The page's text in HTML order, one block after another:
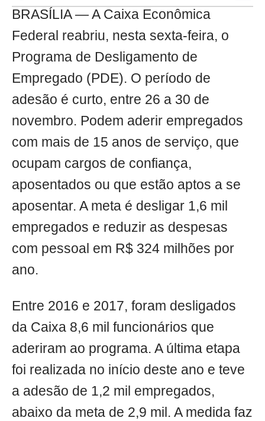
BRASÍLIA — A Caixa Econômica
Federal reabriu, nesta sexta-feira, o
Programa de Desligamento de
Empregado (PDE). O período de
adesão é curto, entre 26 a 30 de
novembro. Podem aderir empregados
com mais de 15 anos de serviço, que
ocupam cargos de confiança,
aposentados ou que estão aptos a se
aposentar. A meta é desligar 1,6 mil
empregados e reduzir as despesas
com pessoal em R$ 324 milhões por
ano.
Entre 2016 e 2017, foram desligados
da Caixa 8,6 mil funcionários que
aderiram ao programa. A última etapa
foi realizada no início deste ano e teve
a adesão de 1,2 mil empregados,
abaixo da meta de 2,9 mil. A medida faz